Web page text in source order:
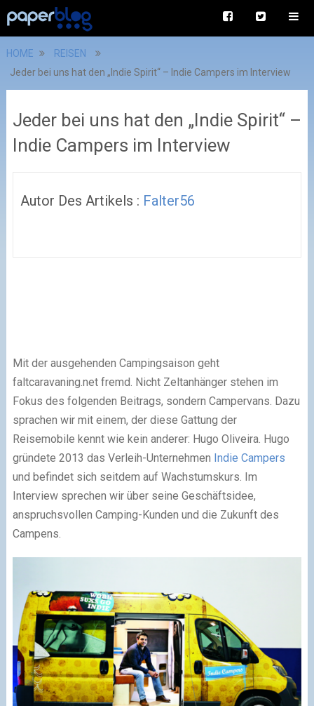
HOME
REISEN
Jeder bei uns hat den „Indie Spirit“ – Indie Campers im Interview
Jeder bei uns hat den „Indie Spirit“ –
Indie Campers im Interview
Autor Des Artikels : Falter56
Mit der ausgehenden Campingsaison geht
faltcaravaning.net fremd. Nicht Zeltanhänger stehen im
Fokus des folgenden Beitrags, sondern Campervans. Dazu
sprachen wir mit einem, der diese Gattung der
Reisemobile kennt wie kein anderer: Hugo Oliveira. Hugo
gründete 2013 das Verleih-Unternehmen Indie Campers
und befindet sich seitdem auf Wachstumskurs. Im
Interview sprechen wir über seine Geschäftsidee,
anspruchsvollen Camping-Kunden und die Zukunft des
Campens.